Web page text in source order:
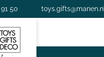
91 50 toys.gifts@manen.nl